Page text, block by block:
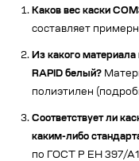
Каков вес каски
составляет
Из какого
RAPID белый?
полиэтилен
Соответствует ли
каким-либо
по ГОСТ Р ЕН 397/